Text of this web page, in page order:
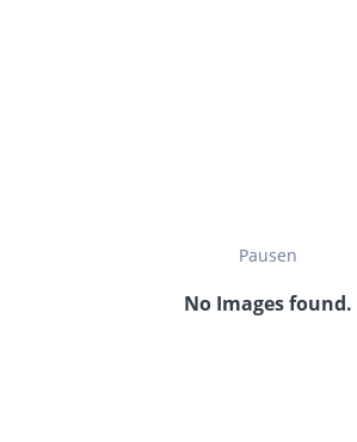
Pausen
No Images found.